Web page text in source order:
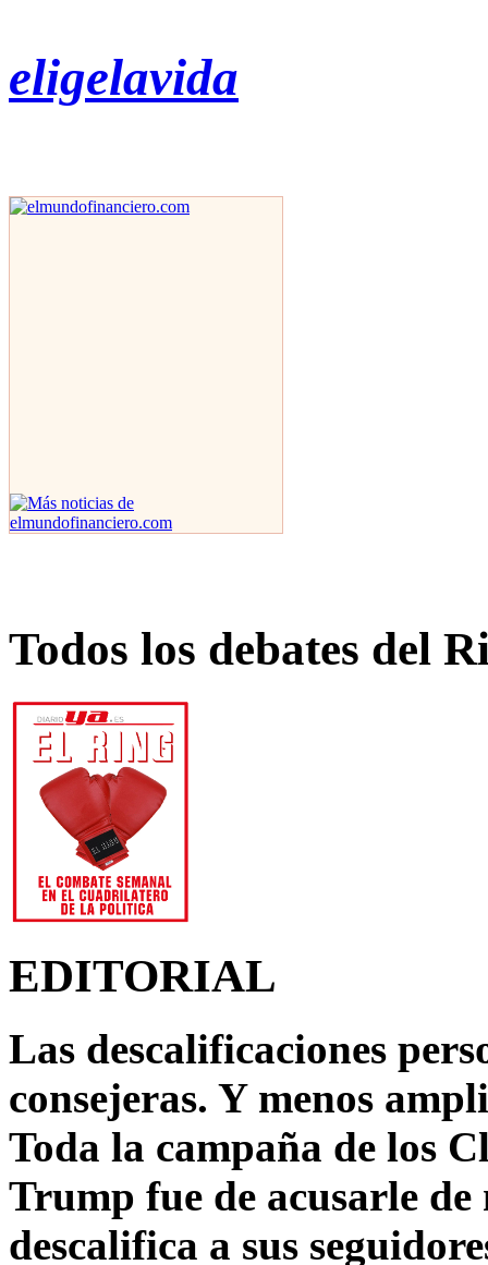
eligelavida
Todos los debates del
EDITORIAL
Las descalificaciones
consejeras. Y menos
Toda la campaña de los
Trump fue de acusarle
descalifica a sus